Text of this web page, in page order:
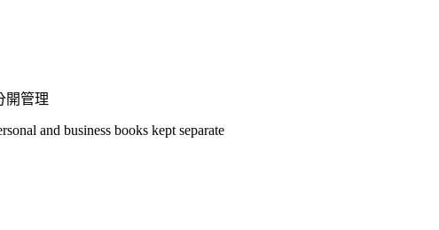
開管理
and business books kept separate